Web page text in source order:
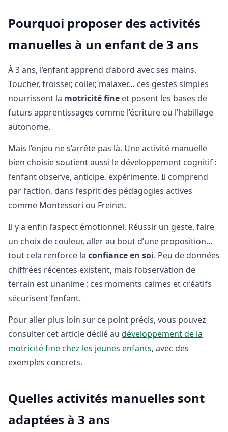
Pourquoi proposer des activités
manuelles à un enfant de 3 ans
À 3 ans, l’enfant apprend d’abord avec ses mains.
Toucher, froisser, coller, malaxer… ces gestes simples
nourrissent la motricité fine et posent les bases de
futurs apprentissages comme l’écriture ou l’habillage
autonome.
Mais l’enjeu ne s’arrête pas là. Une activité manuelle
bien choisie soutient aussi le développement cognitif :
l’enfant observe, anticipe, expérimente. Il comprend
par l’action, dans l’esprit des pédagogies actives
comme Montessori ou Freinet.
Il y a enfin l’aspect émotionnel. Réussir un geste, faire
un choix de couleur, aller au bout d’une proposition…
tout cela renforce la confiance en soi. Peu de données
chiffrées récentes existent, mais l’observation de
terrain est unanime : ces moments calmes et créatifs
sécurisent l’enfant.
Pour aller plus loin sur ce point précis, vous pouvez
consulter cet article dédié au développement de la
motricité fine chez les jeunes enfants, avec des
exemples concrets.
Quelles activités manuelles sont
adaptées à 3 ans